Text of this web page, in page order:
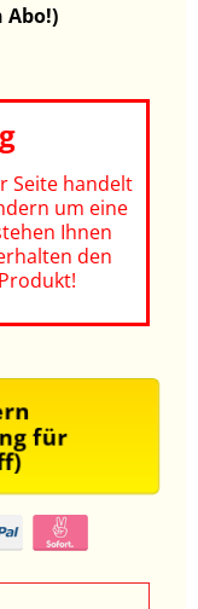
Abo!)
Seite handelt
um eine
Ihnen
den
für